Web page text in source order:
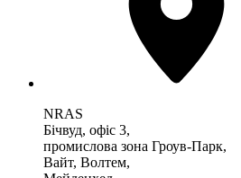
NRAS
Бічвуд, офіс 3,
промислова зона Гроув-Парк,
Вайт, Волтем,